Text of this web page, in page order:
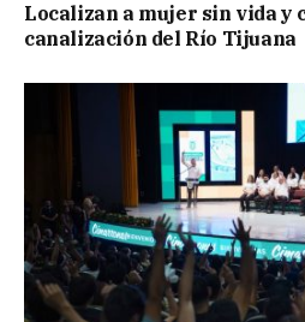
Localizan a mujer sin vida y
canalización del Río Tijuana